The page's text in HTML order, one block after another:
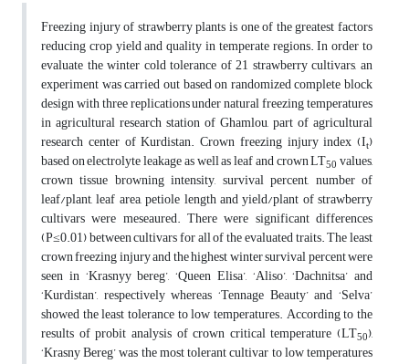
Freezing injury of strawberry plants is one of the greatest factors
reducing crop yield and quality in temperate regions. In order to
evaluate the winter cold tolerance of 21 strawberry cultivars, an
experiment was carried out based on randomized complete block
design with three replications under natural freezing temperatures
in agricultural research station of Ghamlou, part of agricultural
research center of Kurdistan. Crown freezing injury index (It)
based on electrolyte leakage as well as leaf and crown LT50 values,
crown tissue browning intensity, survival percent, number of
leaf/plant, leaf area, petiole length and yield/plant of strawberry
cultivars were meseaured. There were significant differences
(P≤0.01) between cultivars for all of the evaluated traits. The least
crown freezing injury and the highest winter survival percent were
seen in ‘Krasnyy bereg’, ‘Queen Elisa’, ‘Aliso’, ‘Dachnitsa’ and
‘Kurdistan’, respectively whereas ‘Tennage Beauty’ and ‘Selva’
showed the least tolerance to low temperatures. According to the
results of probit analysis of crown critical temperature (LT50),
‘Krasny Bereg’ was the most tolerant cultivar to low temperatures